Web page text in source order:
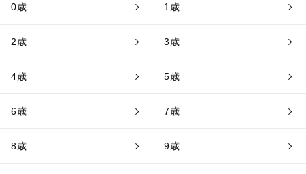
0歳 1歳
2歳 3歳
4歳 5歳
6歳 7歳
8歳 9歳